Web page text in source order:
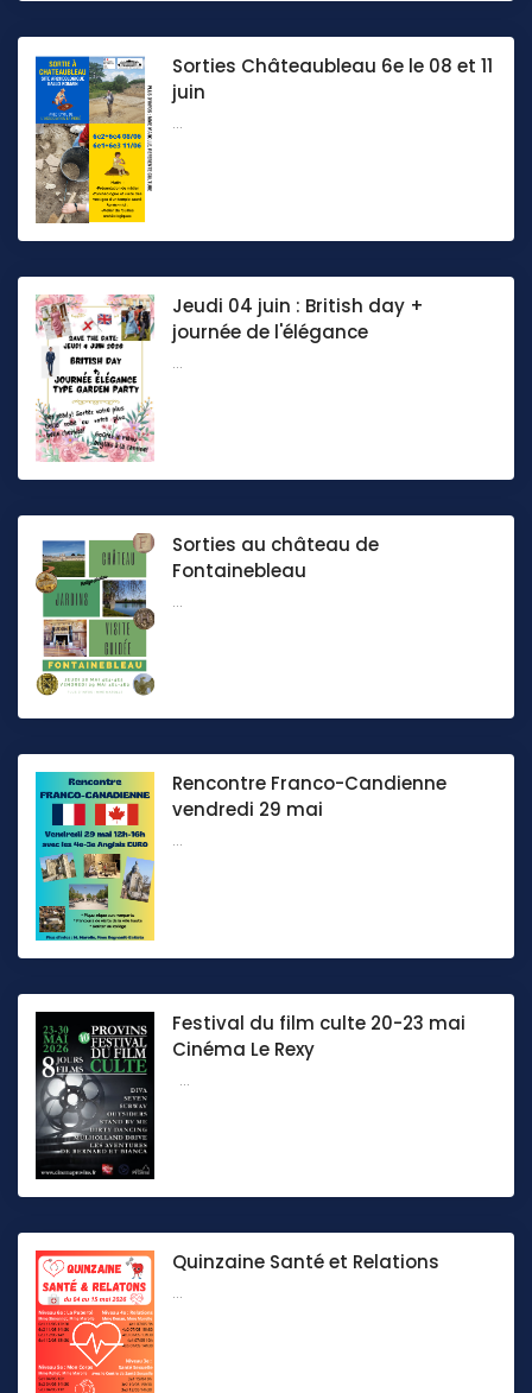
Sorties Châteaubleau 6e le 08 et 11
juin
...
Jeudi 04 juin : British day +
journée de l'élégance
...
Sorties au château de
Fontainebleau
...
Rencontre Franco-Candienne
vendredi 29 mai
...
Festival du film culte 20-23 mai
Cinéma Le Rexy
...
Quinzaine Santé et Relations
...